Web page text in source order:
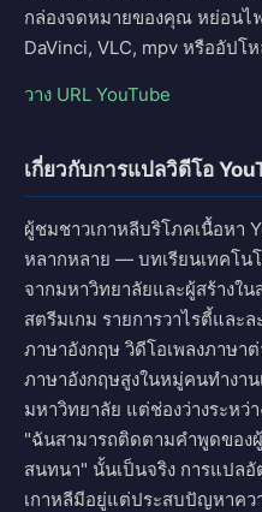
กล่องจดหมายของคุณ หย่อนไ
DaVinci, VLC, mpv หรืออัปโ
วาง URL YouTube
เกี่ยวกับการแปลวิดีโอ
ผู้ชมชาวเกาหลีบริโภคเนื้อหา
หลากหลาย — บทเรียนเทคโน
จากมหาวิทยาลัยและผู้สร้างใ
สตรีมเกม รายการวาไรตี้และ
ภาษาอังกฤษ วิดีโอเพลงภาษา
ภาษาอังกฤษสูงในหมู่คนทำงา
มหาวิทยาลัย แต่ช่องว่างระหว่
"ฉันสามารถติดตามคำพูดของ
สนทนา" นั้นเป็นจริง การแปล
เกาหลีมีอยู่แต่ประสบปัญหาคว